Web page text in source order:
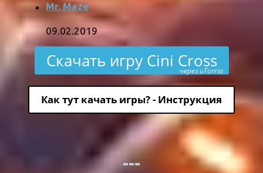
Mr. Maze
09.02.2019
Скачать игру Cini Cross
через uTorria
Как тут качать игры? - Инструкция